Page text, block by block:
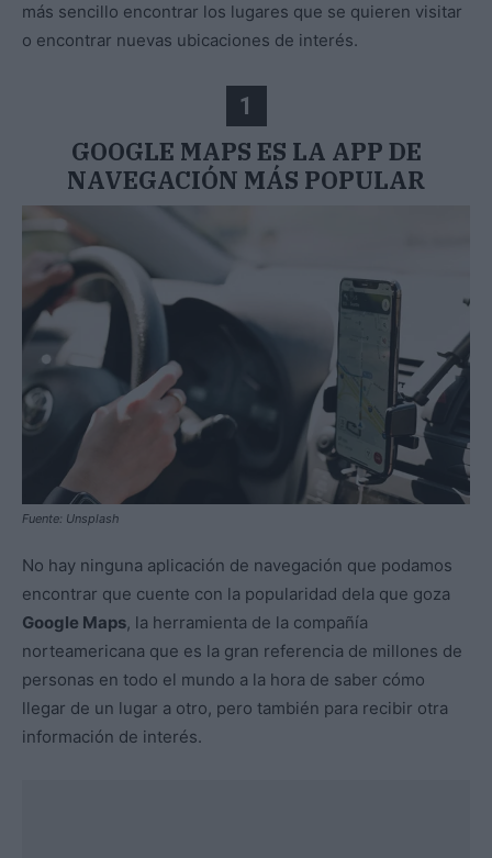
más sencillo encontrar los lugares que se quieren visitar
o encontrar nuevas ubicaciones de interés.
1
GOOGLE MAPS ES LA APP DE
NAVEGACIÓN MÁS POPULAR
Fuente: Unsplash
No hay ninguna aplicación de navegación que podamos
encontrar que cuente con la popularidad dela que goza
Google Maps, la herramienta de la compañía
norteamericana que es la gran referencia de millones de
personas en todo el mundo a la hora de saber cómo
llegar de un lugar a otro, pero también para recibir otra
información de interés.